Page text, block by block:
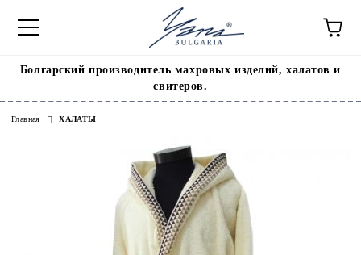
Болгарский производитель махровых изделий, халатов и
свитеров.
Главная ХАЛАТЫ